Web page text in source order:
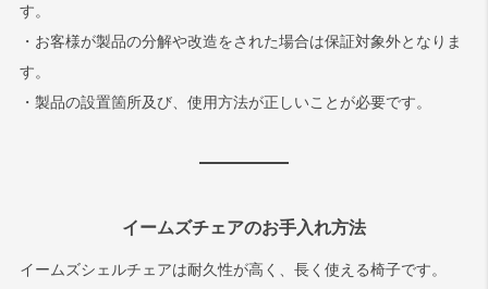
す。
・お客様が製品の分解や改造をされた場合は保証対象外となりま
す。
・製品の設置箇所及び、使用方法が正しいことが必要です。
イームズチェアのお手入れ方法
イームズシェルチェアは耐久性が高く、長く使える椅子です。